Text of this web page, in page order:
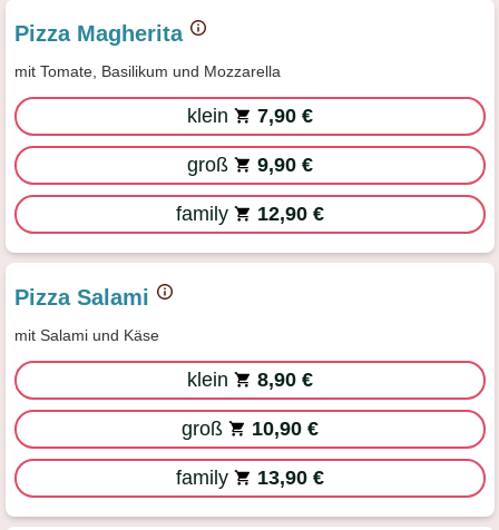
Pizza Magherita
mit Tomate, Basilikum und Mozzarella
klein 7,90 €
groß 9,90 €
family 12,90 €
Pizza Salami
mit Salami und Käse
klein 8,90 €
groß 10,90 €
family 13,90 €